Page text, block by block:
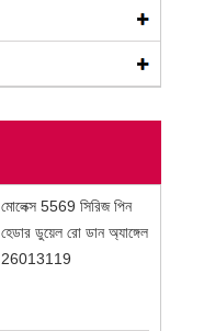
মোলেক্স 5569 সিরিজ পিন
হেডার ডুয়েল রো ডান অ্যাঙ্গেল
26013119